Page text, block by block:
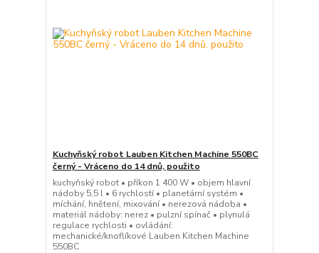
Kuchyňský robot Lauben Kitchen Machine 550BC
černý - Vráceno do 14 dnů, použito
kuchyňský robot • příkon 1 400 W • objem hlavní
nádoby 5,5 l • 6 rychlostí • planetární systém •
míchání, hnětení, mixování • nerezová nádoba •
materiál nádoby: nerez • pulzní spínač • plynulá
regulace rychlosti • ovládání:
mechanické/knoflíkové Lauben Kitchen Machine
550BC